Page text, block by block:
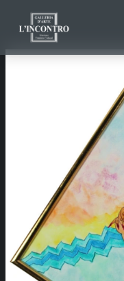
ARTISTES ET
EXPOSITIONS
CONTACTS